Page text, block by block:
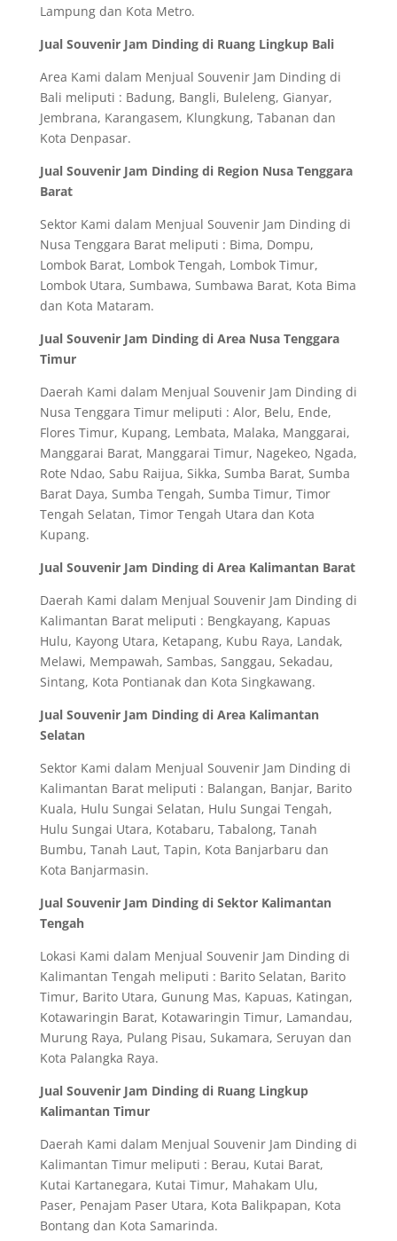
Lampung dan Kota Metro.
Jual Souvenir Jam Dinding di Ruang Lingkup Bali
Area Kami dalam Menjual Souvenir Jam Dinding di
Bali meliputi : Badung, Bangli, Buleleng, Gianyar,
Jembrana, Karangasem, Klungkung, Tabanan dan
Kota Denpasar.
Jual Souvenir Jam Dinding di Region Nusa Tenggara
Barat
Sektor Kami dalam Menjual Souvenir Jam Dinding di
Nusa Tenggara Barat meliputi : Bima, Dompu,
Lombok Barat, Lombok Tengah, Lombok Timur,
Lombok Utara, Sumbawa, Sumbawa Barat, Kota Bima
dan Kota Mataram.
Jual Souvenir Jam Dinding di Area Nusa Tenggara
Timur
Daerah Kami dalam Menjual Souvenir Jam Dinding di
Nusa Tenggara Timur meliputi : Alor, Belu, Ende,
Flores Timur, Kupang, Lembata, Malaka, Manggarai,
Manggarai Barat, Manggarai Timur, Nagekeo, Ngada,
Rote Ndao, Sabu Raijua, Sikka, Sumba Barat, Sumba
Barat Daya, Sumba Tengah, Sumba Timur, Timor
Tengah Selatan, Timor Tengah Utara dan Kota
Kupang.
Jual Souvenir Jam Dinding di Area Kalimantan Barat
Daerah Kami dalam Menjual Souvenir Jam Dinding di
Kalimantan Barat meliputi : Bengkayang, Kapuas
Hulu, Kayong Utara, Ketapang, Kubu Raya, Landak,
Melawi, Mempawah, Sambas, Sanggau, Sekadau,
Sintang, Kota Pontianak dan Kota Singkawang.
Jual Souvenir Jam Dinding di Area Kalimantan
Selatan
Sektor Kami dalam Menjual Souvenir Jam Dinding di
Kalimantan Barat meliputi : Balangan, Banjar, Barito
Kuala, Hulu Sungai Selatan, Hulu Sungai Tengah,
Hulu Sungai Utara, Kotabaru, Tabalong, Tanah
Bumbu, Tanah Laut, Tapin, Kota Banjarbaru dan
Kota Banjarmasin.
Jual Souvenir Jam Dinding di Sektor Kalimantan
Tengah
Lokasi Kami dalam Menjual Souvenir Jam Dinding di
Kalimantan Tengah meliputi : Barito Selatan, Barito
Timur, Barito Utara, Gunung Mas, Kapuas, Katingan,
Kotawaringin Barat, Kotawaringin Timur, Lamandau,
Murung Raya, Pulang Pisau, Sukamara, Seruyan dan
Kota Palangka Raya.
Jual Souvenir Jam Dinding di Ruang Lingkup
Kalimantan Timur
Daerah Kami dalam Menjual Souvenir Jam Dinding di
Kalimantan Timur meliputi : Berau, Kutai Barat,
Kutai Kartanegara, Kutai Timur, Mahakam Ulu,
Paser, Penajam Paser Utara, Kota Balikpapan, Kota
Bontang dan Kota Samarinda.